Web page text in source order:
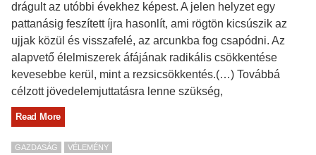
drágult az utóbbi évekhez képest. A jelen helyzet egy
pattanásig feszített íjra hasonlít, ami rögtön kicsúszik az
ujjak közül és visszafelé, az arcunkba fog csapódni. Az
alapvető élelmiszerek áfájának radikális csökkentése
kevesebbe kerül, mint a rezsicsökkentés.(…) Továbbá
célzott jövedelemjuttatásra lenne szükség,
Read More
GAZDASÁG VÉLEMÉNY